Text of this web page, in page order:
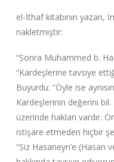
el-İthaf kitabının yazarı,
nakletmiştir:
“Sonra Muhammed b.
“Kardeşlerine tavsiye
Buyurdu: “Öyle ise
Kardeşlerinin değerini bil.
üzerinde hakları vardır.
istişare etmeden hiçbir
“Siz Hasaneyn’e (Hasan